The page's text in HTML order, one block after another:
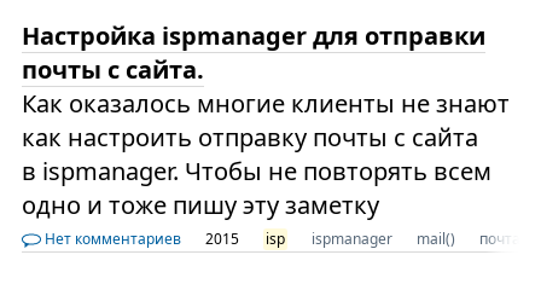
Настройка ispmanager для отправки
почты с сайта.
Как оказалось многие клиенты не знают
как настроить отправку почты с сайта
в ispmanager. Чтобы не повторять всем
одно и тоже пишу эту заметку
Нет комментариев 2015 isp ispmanager mail() почта